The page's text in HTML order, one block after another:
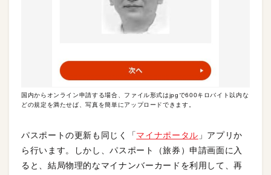
国内からオンライン申請する場合、ファイル形式はjpgで600キロバイト以内な
どの規定を満たせば、写真を簡単にアップロードできます。
パスポートの更新も同じく「マイナポータル 」アプリか
ら行います。しかし、パスポート（旅券）申請画面に入
ると、結局物理的なマイナンバーカードを利用して、再